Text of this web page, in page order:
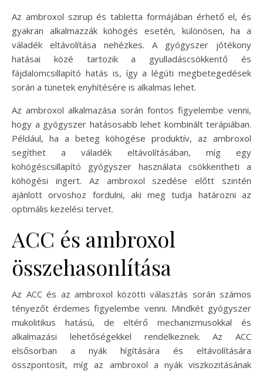
Az ambroxol szirup és tabletta formájában érhető el, és
gyakran alkalmazzák köhögés esetén, különösen, ha a
váladék eltávolítása nehézkes. A gyógyszer jótékony
hatásai közé tartozik a gyulladáscsökkentő és
fájdalomcsillapító hatás is, így a légúti megbetegedések
során a tünetek enyhítésére is alkalmas lehet.
Az ambroxol alkalmazása során fontos figyelembe venni,
hogy a gyógyszer hatásosabb lehet kombinált terápiában.
Például, ha a beteg köhögése produktív, az ambroxol
segíthet a váladék eltávolításában, míg egy
köhögéscsillapító gyógyszer használata csökkentheti a
köhögési ingert. Az ambroxol szedése előtt szintén
ajánlott orvoshoz fordulni, aki meg tudja határozni az
optimális kezelési tervet.
ACC és ambroxol
összehasonlítása
Az ACC és az ambroxol közötti választás során számos
tényezőt érdemes figyelembe venni. Mindkét gyógyszer
mukolitikus hatású, de eltérő mechanizmusokkal és
alkalmazási lehetőségekkel rendelkeznek. Az ACC
elsősorban a nyák hígítására és eltávolítására
összpontosít, míg az ambroxol a nyák viszkozitásának